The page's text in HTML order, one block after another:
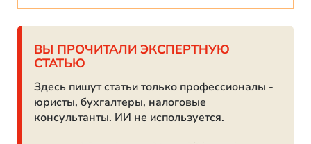
ВЫ ПРОЧИТАЛИ ЭКСПЕРТНУЮ
СТАТЬЮ
Здесь пишут статьи только профессионалы -
юристы, бухгалтеры, налоговые
консультанты. ИИ не используется.